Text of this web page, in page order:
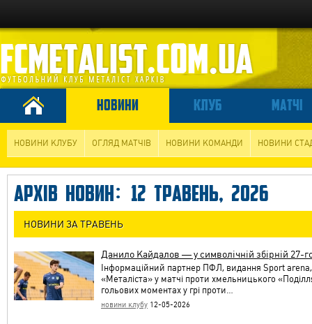
НОВИНИ КЛУБ МАТЧІ
НОВИНИ КЛУБУ ОГЛЯД МАТЧІВ НОВИНИ КОМАНДИ НОВИНИ
АРХІВ НОВИН: 12 ТРАВЕНЬ, 2026
НОВИНИ ЗА ТРАВЕНЬ
Данило Кайдалов — у символічній збірній 27-
Інформаційний партнер ПФЛ, видання Sport arena,
«Металіста» у матчі проти хмельницького
гольових моментах у грі проти…
новини клубу 12-05-2026